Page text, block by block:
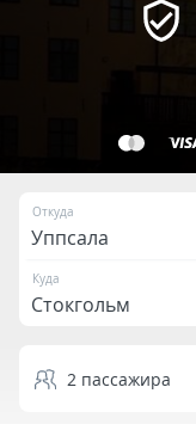
Откуда
Куда
2 пассажира